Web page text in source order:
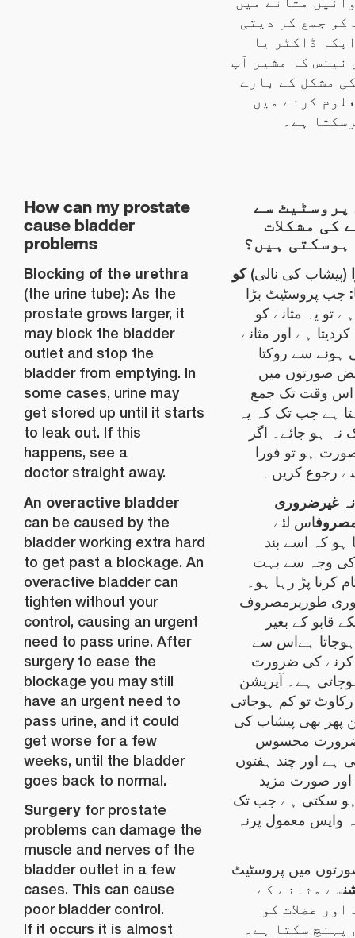
کو جمع کر دیتی
ڈاکٹر یا
نینس کا مشیر آپ
مشکل کے بارے
کرنے میں
ہے۔
How can my prostate
cause bladder
problems
Blocking of the urethra
(the urine tube): As the
prostate grows larger, it
may block the bladder
outlet and stop the
bladder from emptying. In
some cases, urine may
get stored up until it starts
to leak out. If this
happens, see a
doctor straight away.
An overactive bladder
can be caused by the
bladder working extra hard
to get past a blockage. An
overactive bladder can
tighten without your
control, causing an urgent
need to pass urine. After
surgery to ease the
blockage you may still
have an urgent need to
pass urine, and it could
get worse for a few
weeks, until the bladder
goes back to normal.
Surgery for prostate
problems can damage the
muscle and nerves of the
bladder outlet in a few
cases. This can cause
poor bladder control.
If it occurs it is almost
پروسٹیٹ سے
کی مشکلات
ہوسکتی ہیں؟
(پیشاب کی نالی)کو
جب پروسٹیٹ بڑا
تو یہ مثانے کو
ہے اور مثانے
ہونے سے روکتا
صورتوں میں
اس وقت تک جمع
ہے جب تک کہ یہ
نہ ہو جائے۔ اگر
ہو تو فورا
رجوع کریں۔
غیرضروری
اس لئے
ہو کہ اسے بند
کی وجہ سے بہت
کرنا پڑ رہا ہو۔
طورپرمصروف
قابو کے بغیر
ہےاس سے
کرنے کی ضرورت
ہے۔ آپریشن
تو کم ہوجاتی
پھر بھی پیشاب کی
محسوس
ہے اور چند ہفتوں
اور صورت مزید
سکتی ہے جب تک
واپس معمول پرنہ
میں پروسٹیٹ
سے مثانے کے
عضلات کو
پہنچ سکتا ہے۔